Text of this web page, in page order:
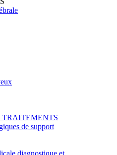
de support
diagnostique et